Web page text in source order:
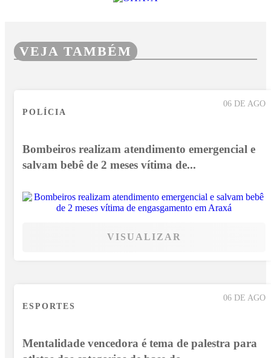
VEJA TAMBÉM
06 DE AGO
POLÍCIA
Bombeiros realizam atendimento emergencial e
salvam bebê de 2 meses vítima de...
VISUALIZAR
06 DE AGO
ESPORTES
Mentalidade vencedora é tema de palestra para